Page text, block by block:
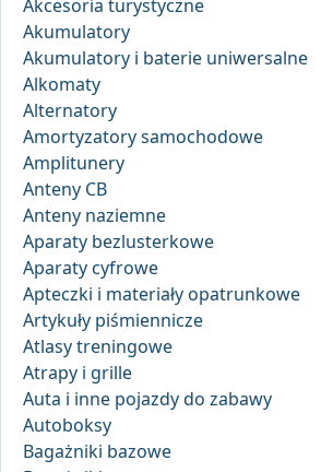
Akcesoria turystyczne
Akumulatory
Akumulatory i baterie uniwersalne
Alkomaty
Alternatory
Amortyzatory samochodowe
Amplitunery
Anteny CB
Anteny naziemne
Aparaty bezlusterkowe
Aparaty cyfrowe
Apteczki i materiały opatrunkowe
Artykuły piśmiennicze
Atlasy treningowe
Atrapy i grille
Auta i inne pojazdy do zabawy
Autoboksy
Bagażniki bazowe